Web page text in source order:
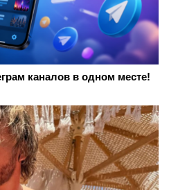
каналов в одном месте!